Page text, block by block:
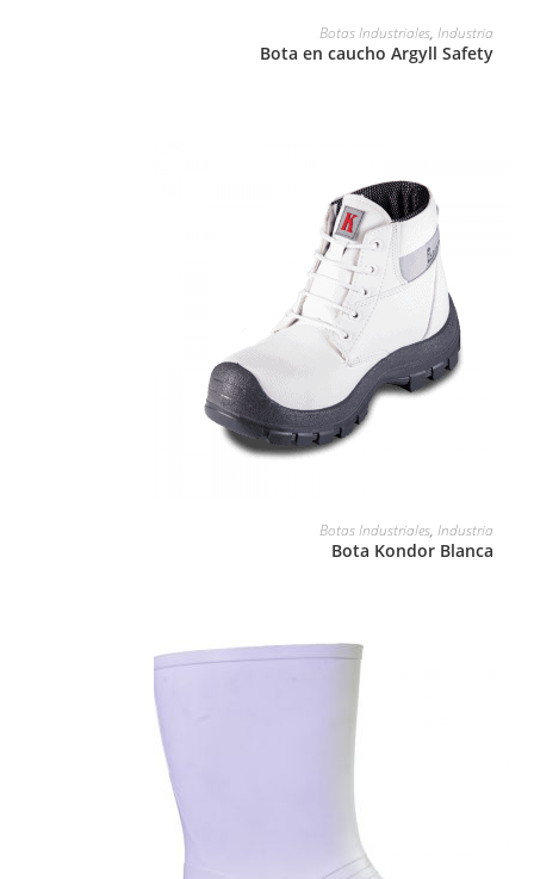
Botas Industriales,Industria
Bota en caucho Argyll Safety
Botas Industriales,Industria
Bota Kondor Blanca